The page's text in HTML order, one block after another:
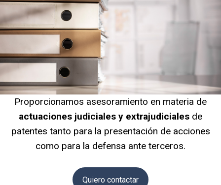
Proporcionamos asesoramiento en materia de
actuaciones judiciales y extrajudiciales de
patentes tanto para la presentación de acciones
como para la defensa ante terceros.
Quiero contactar